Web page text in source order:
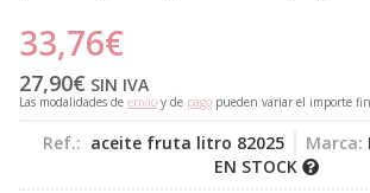
33,76€
27,90€ SIN IVA
Las modalidades de envío y de pago pueden variar el importe
Ref.: aceite fruta litro 82025 Marca:
EN STOCK